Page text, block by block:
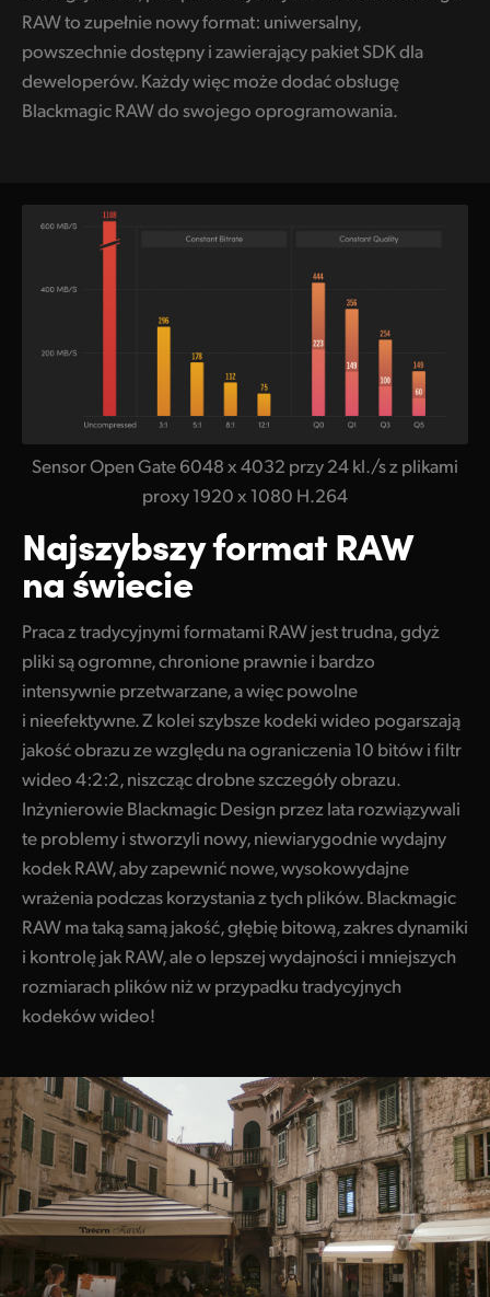
RAW to zupełnie nowy format: uniwersalny,
powszechnie dostępny i zawierający pakiet SDK dla
deweloperów. Każdy więc może dodać obsługę
Blackmagic RAW do swojego oprogramowania.
Sensor Open Gate 6048 x 4032 przy 24 kl./s z plikami
proxy 1920 x 1080 H.264
Najszybszyformat RAW
na świecie
Praca z tradycyjnymi formatami RAW jest trudna, gdyż
pliki są ogromne, chronione prawnie i bardzo
intensywnie przetwarzane, a więc powolne
i nieefektywne. Z kolei szybsze kodeki wideo pogarszają
jakość obrazu ze względu na ograniczenia 10 bitów i filtr
wideo 4:2:2, niszcząc drobne szczegóły obrazu.
Inżynierowie Blackmagic Design przez lata rozwiązywali
te problemy i stworzyli nowy, niewiarygodnie wydajny
kodek RAW, aby zapewnić nowe, wysokowydajne
wrażenia podczas korzystania z tych plików. Blackmagic
RAW ma taką samą jakość, głębię bitową, zakres dynamiki
i kontrolę jak RAW, ale o lepszej wydajności i mniejszych
rozmiarach plików niż w przypadku tradycyjnych
kodeków wideo!